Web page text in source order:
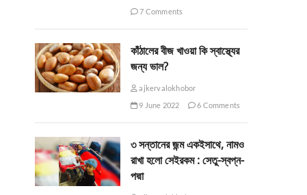
7 Comments
কাঁঠালের বীজ খাওয়া কি স্বাস্থ্যের
জন্য ভাল?
ajkervalokhobor
9 June 2022
6 Comments
৩ সন্তানের জন্ম একইসাথে, নামও
রাখা হলো সেইরকম : সেতু-স্বপ্ন-
পদ্মা